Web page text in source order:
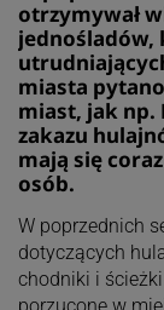
otrzymywał
jednośladów,
miasta
miast, jak np.
zakazu
mają się
osób.
W poprzednich
dotyczących
chodniki i ścieżki